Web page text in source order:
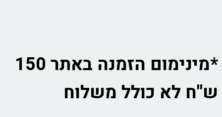
*מינימום הזמנה באתר 150
ש"ח לא כולל משלוח